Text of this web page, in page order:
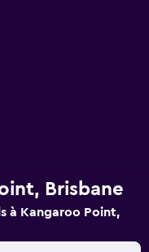
Brisbane
à Kangaroo Point,